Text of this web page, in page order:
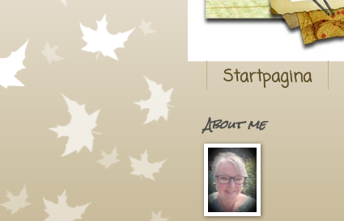
Startpagina
About me